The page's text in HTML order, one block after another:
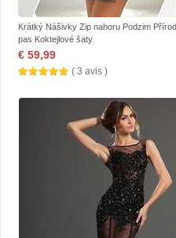
Krátký Nášivky Zip nahoru Podzim
pas Koktejlové šaty
€ 59,99
( 3 avis )